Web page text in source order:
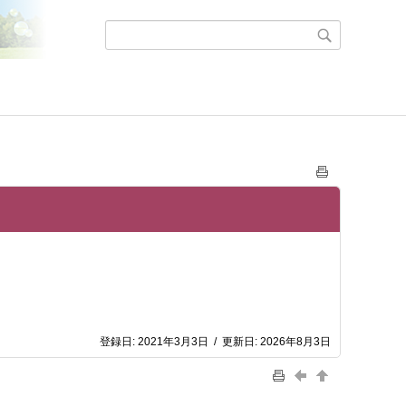
登録日: 2021年3月3日 / 更新日: 2026年8月3日